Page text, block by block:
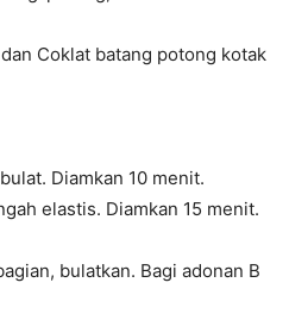
Coklat batang potong kotak
Diamkan 10 menit.
elastis. Diamkan 15 menit.
bulatkan. Bagi adonan B